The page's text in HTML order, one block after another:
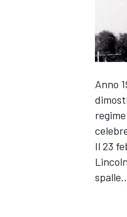
Anno
Il 23